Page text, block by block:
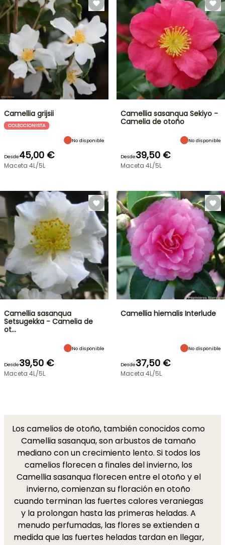
Camellia grijsii
COLECCIONISTA
No disponible
Desde45,00 €
Maceta 4L/5L
Camellia sasanqua Sekiyo -
Camelia de otoño
No disponible
Desde39,50 €
Maceta 4L/5L
Camellia sasanqua
Setsugekka - Camelia de
ot…
No disponible
Desde39,50 €
Maceta 4L/5L
Camellia hiemalis Interlude
No disponible
Desde37,50 €
Maceta 4L/5L
Los camelios de otoño, también conocidos como
Camellia sasanqua, son arbustos de tamaño
mediano con un crecimiento lento. Si todos los
camelios florecen a finales del invierno, los
Camellia sasanqua florecen entre el otoño y el
invierno, comienzan su floración en otoño
cuando terminan las fuertes calores veraniegas
y la prolongan hasta las primeras heladas. A
menudo perfumadas, las flores se extienden a
medida que las fuertes heladas tardan en llegar,